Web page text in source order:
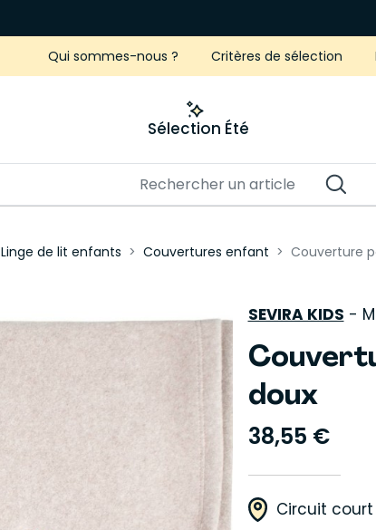
Qui sommes-nous ? Critères de sélection
Sélection Été
Linge de lit enfants Couvertures enfant Couverture
SEVIRA KIDS -
doux
38,55 €
Circuit court